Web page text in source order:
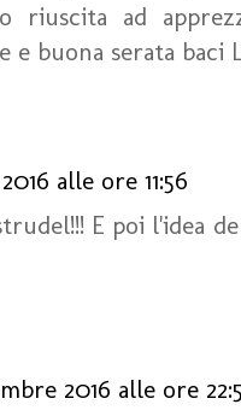
riuscita ad
e buona serata baci
alle ore 11:56
E poi l'idea
2016 alle ore